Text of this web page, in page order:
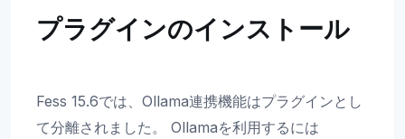
プラグインのインストール
Fess 15.6では、Ollama連携機能はプラグインとし
て分離されました。 Ollamaを利用するには